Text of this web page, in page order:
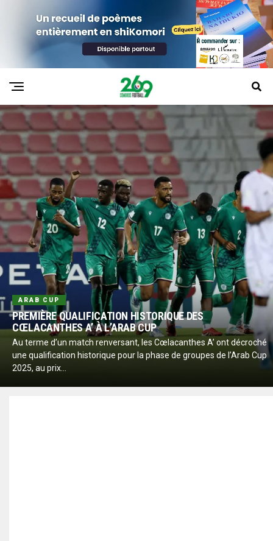
ARAB CUP
PREMIÈRE QUALIFICATION HISTORIQUE DES
CŒLACANTHES A’ À L’ARAB CUP
Au terme d’un match renversant, les Cœlacanthes A’ ont décroché
une qualification historique pour la phase de groupes de l’Arab Cup
2025, au prix...